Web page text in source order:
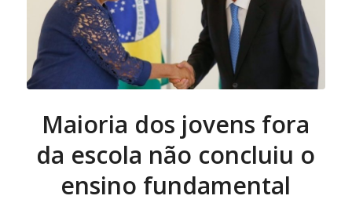
Maioria dos jovens fora
da escola não concluiu o
ensino fundamental